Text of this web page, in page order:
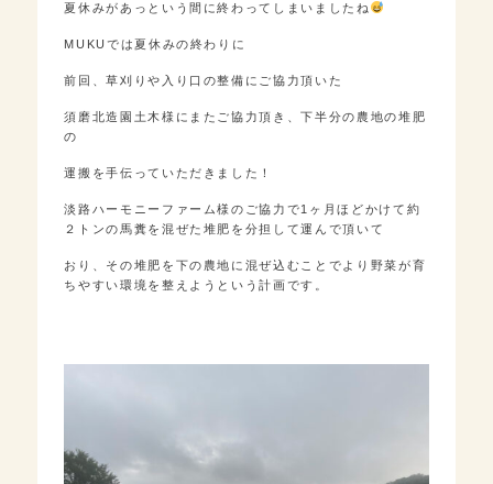
夏休みがあっという間に終わってしまいましたね
MUKUでは夏休みの終わりに
前回、草刈りや入り口の整備にご協力頂いた
須磨北造園土木様にまたご協力頂き、下半分の農地の堆肥
の
運搬を手伝っていただきました！
淡路ハーモニーファーム様のご協力で1ヶ月ほどかけて約
２トンの馬糞を混ぜた堆肥を分担して運んで頂いて
おり、その堆肥を下の農地に混ぜ込むことでより野菜が育
ちやすい環境を整えようという計画です。